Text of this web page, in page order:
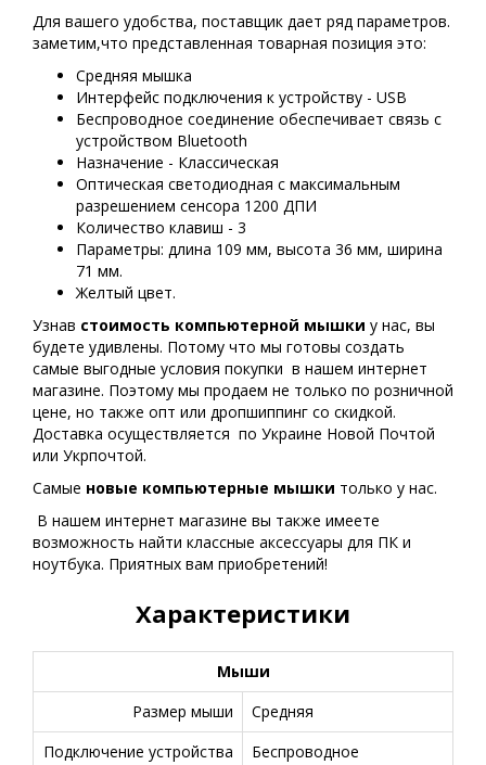
Для вашего удобства, поставщик дает ряд параметров.
заметим,что представленная товарная позиция это:
Средняя мышка
Интерфейс подключения к устройству - USB
Беспроводное соединение обеспечивает связь с
устройством Bluetooth
Назначение - Классическая
Оптическая светодиодная с максимальным
разрешением сенсора 1200 ДПИ
Количество клавиш - 3
Параметры: длина 109 мм, высота 36 мм, ширина
71 мм.
Желтый цвет.
Узнав стоимость компьютерной мышки у нас, вы
будете удивлены. Потому что мы готовы создать
самые выгодные условия покупки в нашем интернет
магазине. Поэтому мы продаем не только по розничной
цене, но также опт или дропшиппинг со скидкой.
Доставка осуществляется по Украине Новой Почтой
или Укрпочтой.
Самые новые компьютерные мышки только у нас.
В нашем интернет магазине вы также имеете
возможность найти классные аксессуары для ПК и
ноутбука. Приятных вам приобретений!
Характеристики
Мыши
Размер мыши
Средняя
Подключение устройства
Беспроводное